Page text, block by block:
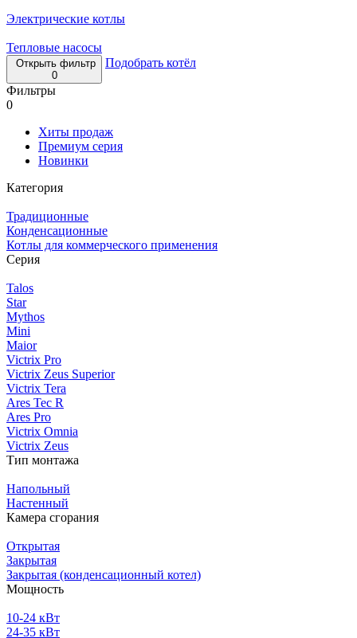
Электрические котлы
Тепловые насосы
Открыть фильтр
0
Подобрать котёл
Фильтры
0
Хиты продаж
Премиум серия
Новинки
Категория
Традиционные
Конденсационные
Котлы для коммерческого применения
Серия
Talos
Star
Mythos
Mini
Maior
Victrix Pro
Victrix Zeus Superior
Victrix Tera
Ares Tec R
Ares Pro
Victrix Omnia
Victrix Zeus
Тип монтажа
Напольный
Настенный
Камера сгорания
Открытая
Закрытая
Закрытая (конденсационный котел)
Мощность
10-24 кВт
24-35 кВт